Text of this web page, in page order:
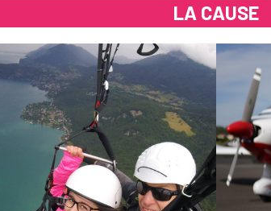
LA CAUSE